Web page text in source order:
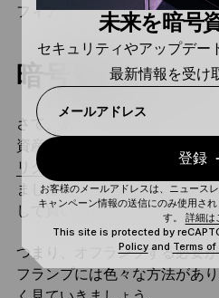
フィアット通貨に戻す際の選
暗号資産からの
さて、あなたは暗号資産の世
資産のスワップやステーキング
リクイディティプロバイダー
ました。そしてあなたは、暗
して買い物を楽しみたいと考
つまり、オフランプする必要
フランプには色々な方法があ
未来を暗号
セキュリティやアップデー
最新情報を受け
メールアドレス
登録
お客様のメールアドレスは、ニュース
キャンペーン情報の送信にのみ使用さ
す。 詳細は
This site is protected by
Policyand Terms